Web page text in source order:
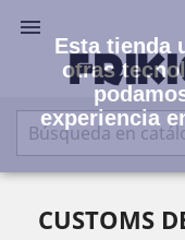

CUSTOMS
Esta tienda
otras
experiencia